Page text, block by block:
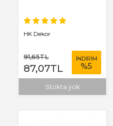
HK Dekor
91,65TL
87,07TL
İNDİRİM
%5
Stokta yok